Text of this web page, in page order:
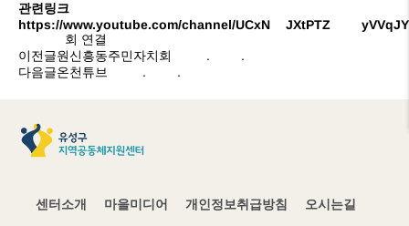
관련링크
https://www.youtube.com/channel/
135회 연결
이전글원신흥동주민자치회
21.03.24
다음글온천튜브 21.03.24
센터소개 마을미디어 개인정보취급방침 오시는길